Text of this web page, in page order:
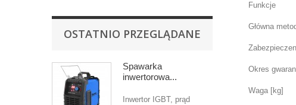
OSTATNIO PRZEGLĄDANE
Spawarka
inwertorowa...
Inwertor IGBT, prąd
Funkcje
Główna
Okres
Waga [kg]